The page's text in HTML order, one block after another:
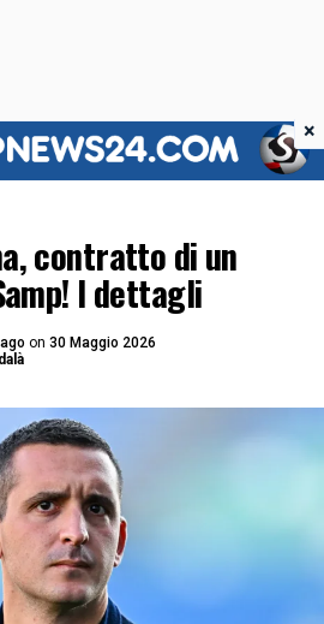
contratto di un
I dettagli
on 30 Maggio 2026
×